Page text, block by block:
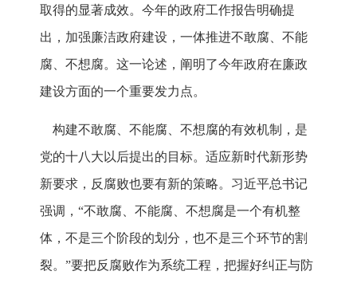
取得的显著成效。今年的政府工作报告明确提
出，加强廉洁政府建设，一体推进不敢腐、不能
腐、不想腐。这一论述，阐明了今年政府在廉政
建设方面的一个重要发力点。
构建不敢腐、不能腐、不想腐的有效机制，是
党的十八大以后提出的目标。适应新时代新形势
新要求，反腐败也要有新的策略。习近平总书记
强调，“不敢腐、不能腐、不想腐是一个有机整
体，不是三个阶段的划分，也不是三个环节的割
裂。”要把反腐败作为系统工程，把握好纠正与防